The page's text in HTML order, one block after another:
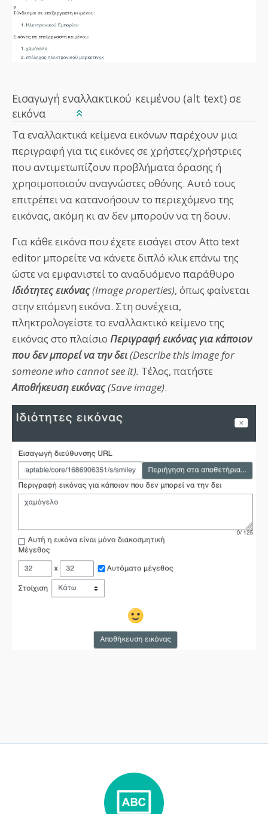
Εισαγωγή εναλλακτικού κειμένου (alt text) σε
εικόνα
Τα εναλλακτικά κείμενα εικόνων παρέχουν μια
περιγραφή για τις εικόνες σε χρήστες/χρήστριες
που αντιμετωπίζουν προβλήματα όρασης ή
χρησιμοποιούν αναγνώστες οθόνης. Αυτό τους
επιτρέπει να κατανοήσουν το περιεχόμενο της
εικόνας, ακόμη κι αν δεν μπορούν να τη δουν.
Για κάθε εικόνα που έχετε εισάγει στον Atto text
editor μπορείτε να κάνετε διπλό κλικ επάνω της
ώστε να εμφανιστεί το αναδυόμενο παράθυρο
Ιδιότητες εικόνας(Image properties), όπως φαίνεται
στην επόμενη εικόνα. Στη συνέχεια,
πληκτρολογείστε το εναλλακτικό κείμενο της
εικόνας στο πλαίσιο Περιγραφή εικόνας για κάποιον
που δεν μπορεί να την δει(Describe this image for
someone who cannot see it). Τέλος, πατήστε
Αποθήκευση εικόνας(Save image).